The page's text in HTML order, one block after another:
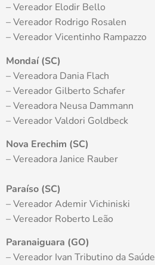
– Vereador Elodir Bello
– Vereador Rodrigo Rosalen
– Vereador Vicentinho Rampazzo
Mondaí (SC)
– Vereadora Dania Flach
– Vereador Gilberto Schafer
– Vereadora Neusa Dammann
– Vereador Valdori Goldbeck
Nova Erechim (SC)
– Vereadora Janice Rauber
Paraíso (SC)
– Vereador Ademir Vichiniski
– Vereador Roberto Leão
Paranaiguara (GO)
– Vereador Ivan Tributino da Saúde